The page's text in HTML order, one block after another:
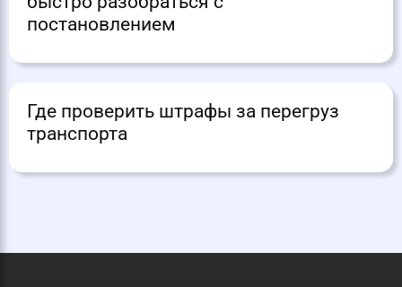
постановлением
Где проверить штрафы за перегруз
транспорта